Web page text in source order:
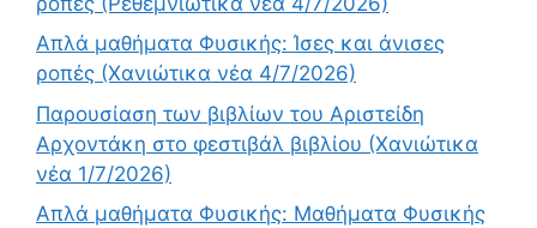
Απλά μαθήματα Φυσικής: Ίσες και άνισες
ροπές (Χανιώτικα νέα 4/7/2026)
Παρουσίαση των βιβλίων του Αριστείδη
Αρχοντάκη στο φεστιβάλ βιβλίου (Χανιώτικα
νέα 1/7/2026)
Απλά μαθήματα Φυσικής: Μαθήματα Φυσικής